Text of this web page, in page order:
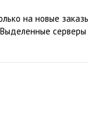
на новые
Выделенные